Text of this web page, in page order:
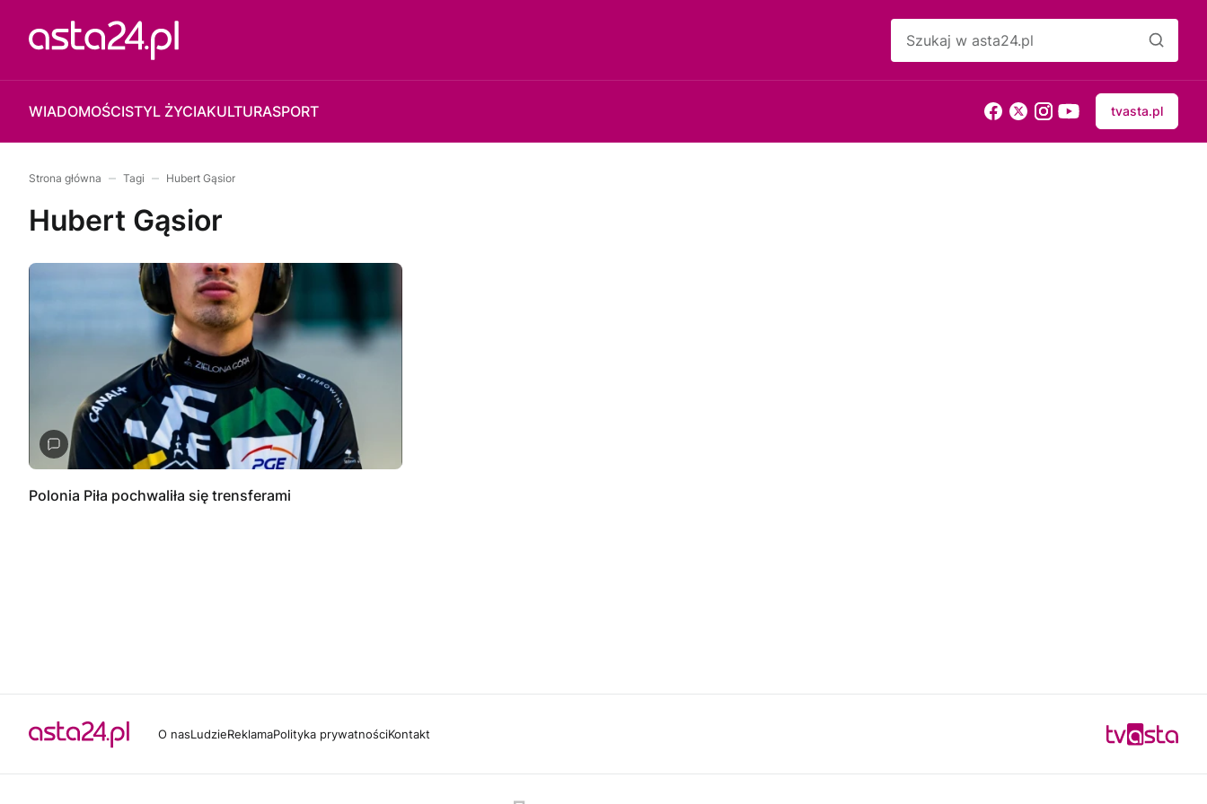
WIADOMOŚCISTYL ŻYCIAKULTURASPORT tvasta.pl
Strona główna Tagi Hubert Gąsior
Hubert Gąsior
Polonia Piła pochwaliła się trensferami
O nasLudzieReklamaPolityka prywatnościKontakt